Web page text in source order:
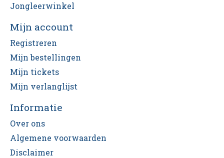
Jongleerwinkel
Mijn account
Registreren
Mijn bestellingen
Mijn tickets
Mijn verlanglijst
Informatie
Over ons
Algemene voorwaarden
Disclaimer